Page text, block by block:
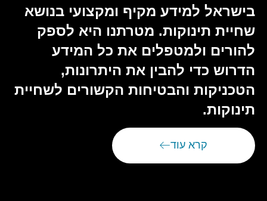
בישראל למידע מקיף ומקצועי בנושא
שחיית תינוקות. מטרתנו היא לספק
להורים ולמטפלים את כל המידע
הדרוש כדי להבין את היתרונות,
הטכניקות והבטיחות הקשורים לשחיית
תינוקות.
קרא עוד